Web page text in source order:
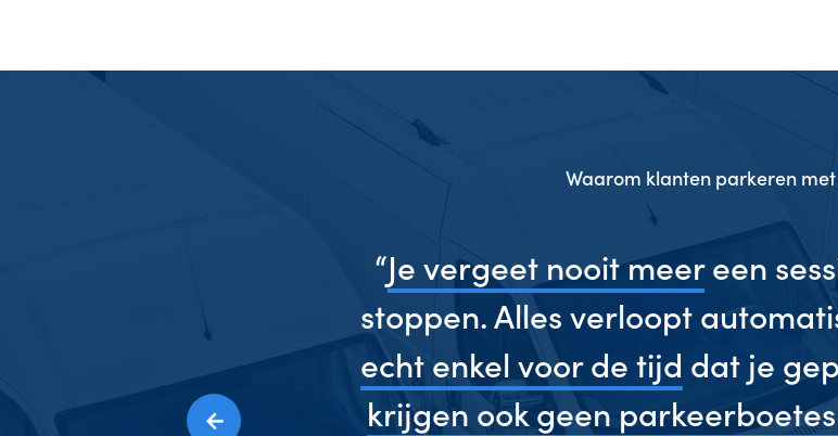
Waarom klanten parkeren
“Je vergeet nooit meereen
stoppen. Alles verloopt
echt enkel voor de tijd dat je
krijgen ook geen